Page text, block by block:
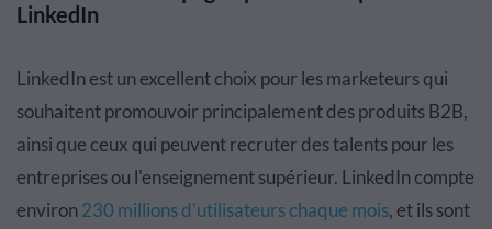
LinkedIn
LinkedIn est un excellent choix pour les marketeurs qui
souhaitent promouvoir principalement des produits B2B,
ainsi que ceux qui peuvent recruter des talents pour les
entreprises ou l'enseignement supérieur. LinkedIn compte
environ230 millions d'utilisateurs chaque mois, et ils sont